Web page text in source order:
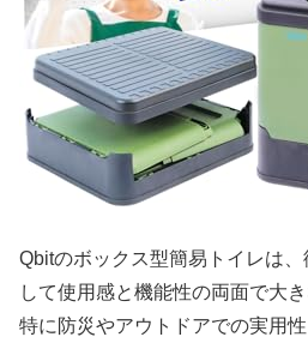
Qbitのボックス型簡易トイレは
して使用感と機能性の両面で大
特に防災やアウトドアでの実用